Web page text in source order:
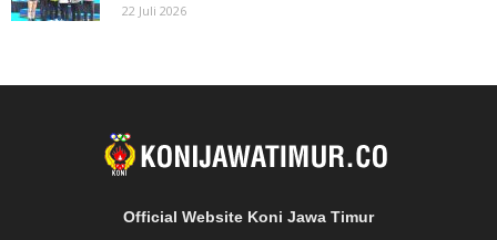
22 Juli 2026
Official Website Koni Jawa Timur